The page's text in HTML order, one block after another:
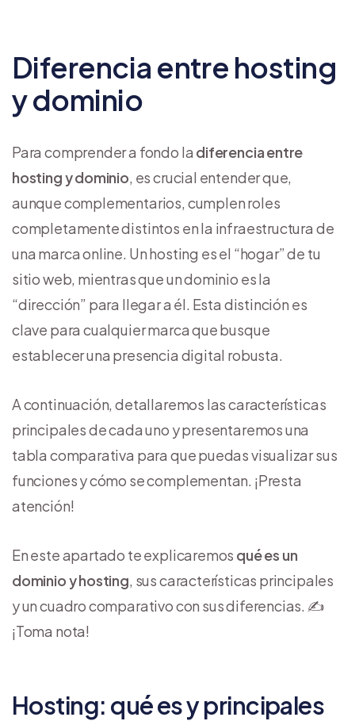
Diferencia entre hosting
y dominio
Para comprender a fondo la diferencia entre
hosting y dominio, es crucial entender que,
aunque complementarios, cumplen roles
completamente distintos en la infraestructura de
una marca online. Un hosting es el “hogar” de tu
sitio web, mientras que un dominio es la
“dirección” para llegar a él. Esta distinción es
clave para cualquier marca que busque
establecer una presencia digital robusta.
A continuación, detallaremos las características
principales de cada uno y presentaremos una
tabla comparativa para que puedas visualizar sus
funciones y cómo se complementan. ¡Presta
atención!
En este apartado te explicaremos qué es un
dominio y hosting, sus características principales
y un cuadro comparativo con sus diferencias. ✍️
¡Toma nota!
Hosting: qué es y principales